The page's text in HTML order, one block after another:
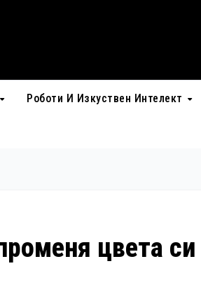
Роботи И Изкуствен Интелект
цвета